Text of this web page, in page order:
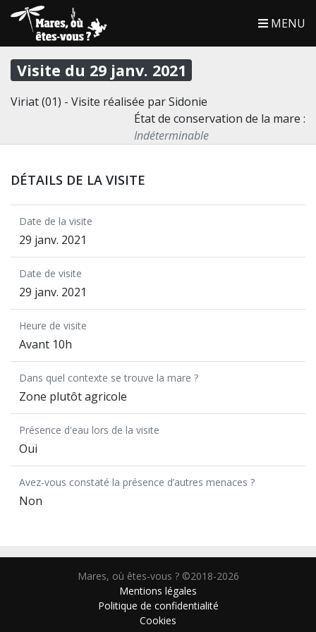
MENU
Visite du 29 janv. 2021
Viriat (01) - Visite réalisée par Sidonie
État de conservation de la mare :
Indéterminable
DÉTAILS DE LA VISITE
Date de la visite
29 janv. 2021
Date de visite
29 janv. 2021
Heure de visite
Avant 10h
Dans quel contexte se trouve la mare ?
Zone plutôt agricole
Présence d'eau lors de la visite
Oui
Avez-vous constaté la présence d’autres menaces ?
Non
Mares, où êtes-vous ? ©2018-2026
Mentions légales
Politique de confidentialité
Cookies